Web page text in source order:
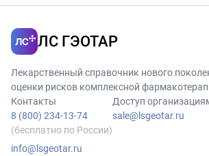
ЛС ГЭОТАР
Лекарственный справочник нового
оценки рисков комплексной
Контакты
8 (800) 234-13-74
(бесплатно по России)
info@lsgeotar.ru
Доступ
sale@lsgeotar.ru